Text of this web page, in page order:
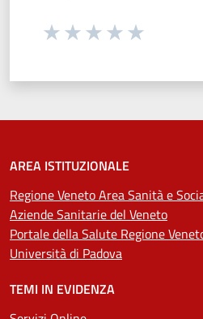
Seleziona una
AREA ISTITUZIONALE
Regione Veneto Area Sanità e
Aziende Sanitarie del Veneto
Portale della Salute Regione
Università di Padova
TEMI IN EVIDENZA